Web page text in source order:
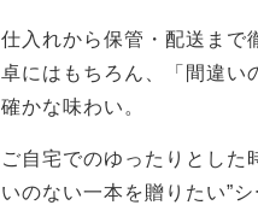
仕入れから保管・配送まで
卓にはもちろん、「間違い
確かな味わい。
ご自宅でのゆったりとした
いのない一本を贈りたい”